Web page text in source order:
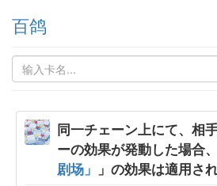
百鸽
同一チェーン上にて、相
ーの効果が発動した場合
剧场」
」の効果は適用さ